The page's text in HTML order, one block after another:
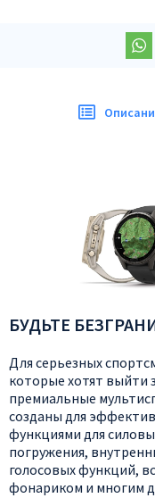
БУДЬТЕ
Для серьезных
которые хотят выйти
премиальные
созданы для
функциями для
погружения,
голосовых функций,
фонариком и многим